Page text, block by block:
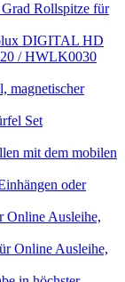
Rollspitze für
DIGITAL HD
/ HWLK0030
magnetischer
Set
mit dem mobilen
oder
Online Ausleihe,
Online Ausleihe,